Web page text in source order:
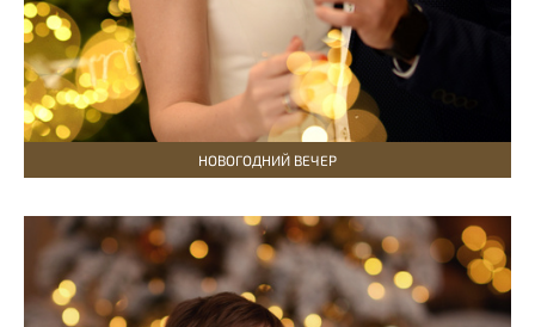
НОВОГОДНИЙ ВЕЧЕР